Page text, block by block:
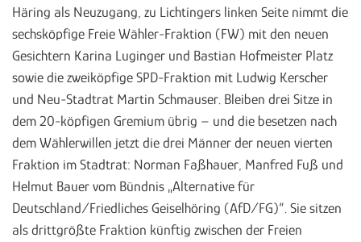
Häring als Neuzugang, zu Lichtingers linken Seite nimmt die
sechsköpfige Freie Wähler-Fraktion (FW) mit den neuen
Gesichtern Karina Luginger und Bastian Hofmeister Platz
sowie die zweiköpfige SPD-Fraktion mit Ludwig Kerscher
und Neu-Stadtrat Martin Schmauser. Bleiben drei Sitze in
dem 20-köpfigen Gremium übrig – und die besetzen nach
dem Wählerwillen jetzt die drei Männer der neuen vierten
Fraktion im Stadtrat: Norman Faßhauer, Manfred Fuß und
Helmut Bauer vom Bündnis „Alternative für
Deutschland/Friedliches Geiselhöring (AfD/FG)“. Sie sitzen
als drittgrößte Fraktion künftig zwischen der Freien